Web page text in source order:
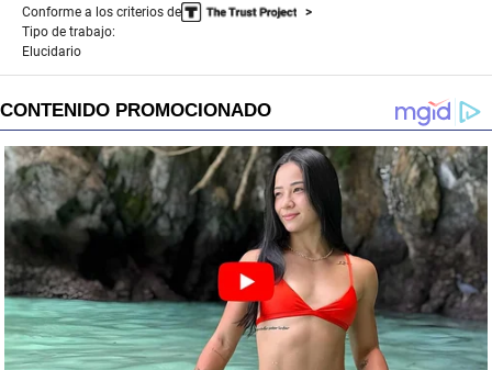
Conforme a los criterios de
Tipo de trabajo:
Elucidario